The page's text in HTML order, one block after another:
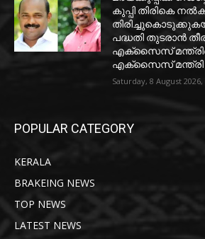
കുപ്പി തിരികെ
പദ്ധതി തുടരാന്‍
എക്‌സൈസ്
എക്‌സൈസ് മന്ത്രി
Saturday, 8 August 2026,
POPULAR CATEGORY
KERALA
BRAKEING NEWS
TOP NEWS
LATEST NEWS